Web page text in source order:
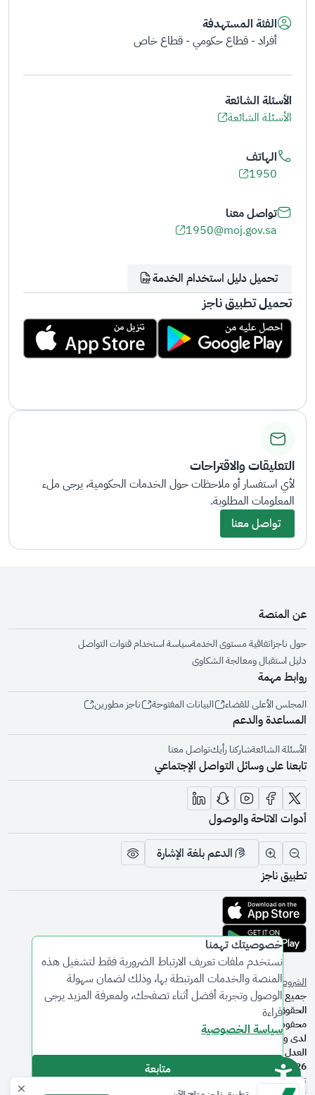
الفئة المستهدفة
أفراد - قطاع حكومي - قطاع خاص
الأسئلة الشائعة
الأسئلة الشائعة
الهاتف
1950
تواصل معنا
1950@moj.gov.sa
تحميل دليل استخدام الخدمة
تحميل تطبيق ناجز
التعليقات والاقتراحات
لأي استفسار أو ملاحظات حول الخدمات الحكومية، يرجى ملء
المعلومات المطلوبة.
تواصل معنا
خصوصيتك تهمنا
نستخدم ملفات تعريف الارتباط الضرورية فقط لتشغيل هذه
المنصة والخدمات المرتبطة بها، وذلك لضمان سهولة
الوصول وتجربة أفضل أثناء تصفحك، ولمعرفة المزيد يرجى
قراءة
سياسة الخصوصية
متابعة
عن المنصة
حول ناجزاتفاقية مستوى الخدمةسياسة استخدام قنوات التواصل
دليل استقبال ومعالجة الشكاوى
روابط مهمة
المجلس الأعلى للقضاء البيانات المفتوحة ناجز مطورين
المساعدة والدعم
الأسئلة الشائعةشاركنا رأيكتواصل معنا
تابعنا على وسائل التواصل الإجتماعي
أدوات الاتاحة والوصول
تقليل الرؤية وحجم الخطزيادة الرؤية وحجم الخط الدعم بلغة الإشارة
تبديل المظهر
تطبيق ناجز
تحميل التطبيق من متجر أبل
تحميل التطبيق من متجر جوجل
الشروط والأحكامسياسة الخصوصية
جميع
الحقوق
محفوظة
لدى وزارة
العدل ©
2026
تاريخ آخر